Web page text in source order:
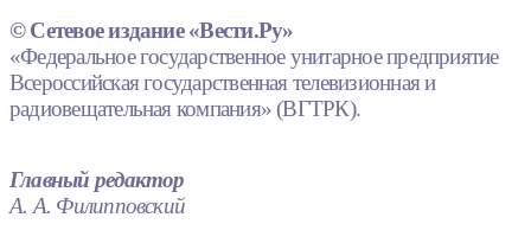
© Сетевое издание «Вести.Ру»
«Федеральное государственное унитарное предприятие
Всероссийская государственная телевизионная и
радиовещательная компания» (ВГТРК).
Главный редактор
А. А. Филипповский